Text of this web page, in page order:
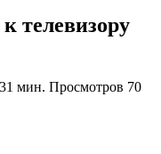
телевизору
31 мин. Просмотров 70